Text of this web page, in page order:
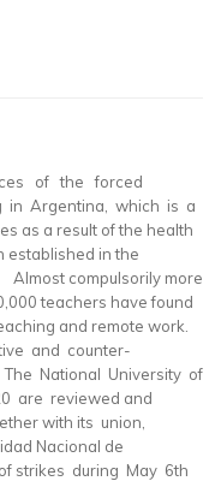
of the forced
in Argentina, which is a
as a result of the health
established in the
compulsorily more
teachers have found
and remote work.
and counter-
National University of
are reviewed and
with its union,
Nacional de
strikes during May 6th